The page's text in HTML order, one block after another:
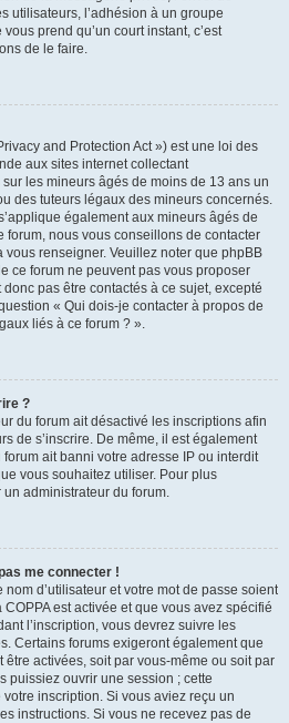
utilisateurs, l’adhésion à un groupe
prend qu’un court instant, c’est
de le faire.
and Protection Act ») est une loi des
aux sites internet collectant
les mineurs âgés de moins de 13 ans un
des tuteurs légaux des mineurs concernés.
également aux mineurs âgés de
forum, nous vous conseillons de contacter
renseigner. Veuillez noter que phpBB
ce forum ne peuvent pas vous proposer
pas être contactés à ce sujet, excepté
« Qui dois-je contacter à propos de
liés à ce forum ? ».
?
du forum ait désactivé les inscriptions afin
de s’inscrire. De même, il est également
ait banni votre adresse IP ou interdit
vous souhaitez utiliser. Pour plus
administrateur du forum.
me connecter !
d’utilisateur et votre mot de passe soient
est activée et que vous avez spécifié
l’inscription, vous devrez suivre les
Certains forums exigeront également que
activées, soit par vous-même ou soit par
puissiez ouvrir une session ; cette
inscription. Si vous aviez reçu un
instructions. Si vous ne recevez pas de